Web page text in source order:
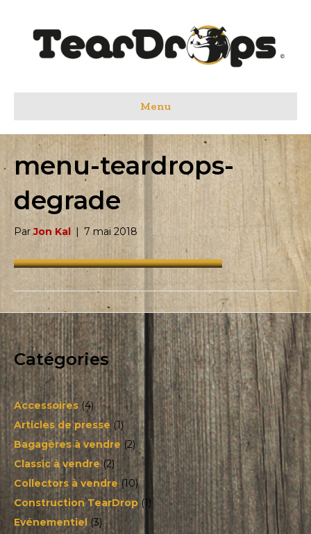
Menu
menu-teardrops-
degrade
ParJon Kal | 7 mai 2018
Catégories
Accessoires(4)
Articles de presse (1)
Bagagères à vendre (2)
Classic à vendre(2)
Collectors à vendre(10)
Construction TearDrop (1)
Evénementiel (3)